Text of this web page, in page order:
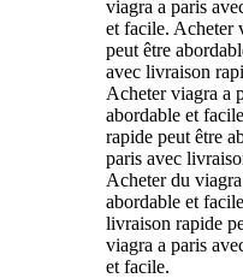
viagra a paris
et facile. Acheter
peut être
avec livraison
Acheter viagra a
abordable et
rapide peut être
paris avec
Acheter du
abordable et
livraison rapide
viagra a paris
et facile.